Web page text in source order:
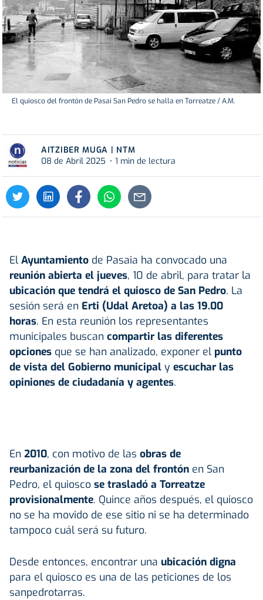
El quiosco del frontón de Pasai San Pedro se halla en Torreatze / A.M.
AITZIBER MUGA | NTM
08 de Abril 2025
1 min de lectura
El Ayuntamiento de Pasaia ha convocado una
reunión abierta el jueves, 10 de abril, para tratar la
ubicación que tendrá el quiosco de San Pedro. La
sesión será en Erti (Udal Aretoa) a las 19.00
horas. En esta reunión los representantes
municipales buscan compartir las diferentes
opciones que se han analizado, exponer el punto
de vista del Gobierno municipal y escuchar las
opiniones de ciudadanía y agentes.
En 2010, con motivo de las obras de
reurbanización de la zona del frontón en San
Pedro, el quiosco se trasladó a Torreatze
provisionalmente. Quince años después, el quiosco
no se ha movido de ese sitio ni se ha determinado
tampoco cuál será su futuro.
Desde entonces, encontrar una ubicación digna
para el quiosco es una de las peticiones de los
sanpedrotarras.